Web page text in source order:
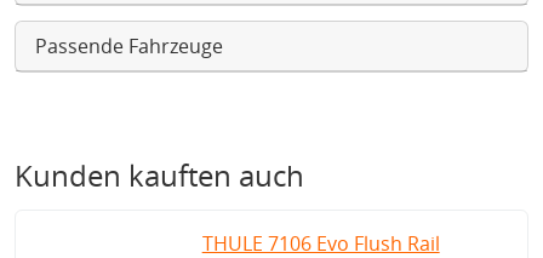
Passende Fahrzeuge
Kunden kauften auch
THULE 7106 Evo Flush Rail